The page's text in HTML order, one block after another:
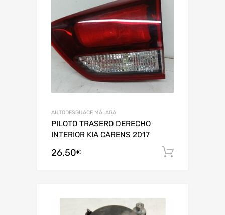
AUTODESGUACE MÁLAGA
PILOTO TRASERO DERECHO
INTERIOR KIA CARENS 2017
26,50€